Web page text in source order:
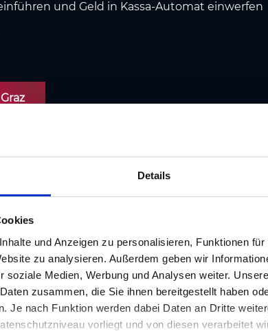
Details
und Anzeigen zu personalisieren, Funktionen
zu analysieren. Außerdem geben wir
soziale Medien, Werbung und Analysen weiter.
zusammen, die Sie ihnen bereitgestellt haben
Je nach Funktion werden dabei Daten an Dritte
vorliegt und von diesen verarbeitet
und Geld in Kassa-Automat einwerfen
Blaue
Wenn Sie nur
besteht die
blauen